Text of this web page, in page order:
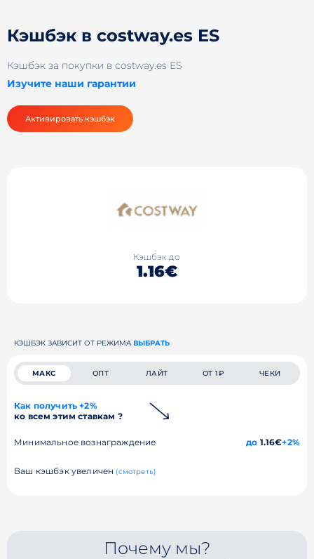
Кэшбэк в costway.es ES
Кэшбэк за покупки в costway.es ES
Изучите наши гарантии
Активировать кэшбэк
Кэшбэк до
1.16€
КЭШБЭК ЗАВИСИТ ОТ РЕЖИМА ВЫБРАТЬ
МАКС ОПТ ЛАЙТ ОТ 1₽ ЧЕКИ
Как получить +2%
ко всем этим ставкам ?
Минимальное вознаграждение до 1.16€+2%
Ваш кэшбэк увеличен (смотреть)
Почему мы?